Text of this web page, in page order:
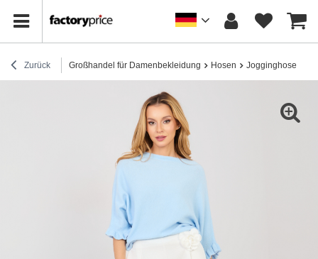
Zurück Großhandel für Damenbekleidung Hosen Jogginghose